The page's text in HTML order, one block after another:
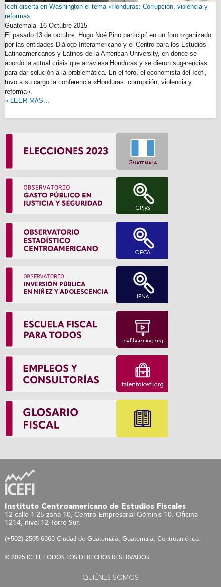
Icefi diserta en Washington el tema «Honduras: Corrupción, violencia y
reforma»
Guatemala, 16 Octubre 2015
El pasado 13 de octubre, Hugo Noé Pino participó en un foro organizado
por las entidades Diálogo Interamericano y el Centro para los Estudios
Latinoamericanos y Latinos de la American University, en donde se
abordó la actual crisis que atraviesa Honduras y se dieron sugerencias
para dar solución a la problemática. En el foro, el economista del Icefi,
tuvo a su cargo la conferencia «Honduras: corrupción, violencia y
reforma».
» LEER MÁS...
Instituto Centroamericano de Estudios Fiscales
12 calle 1-25 zona 10, Centro Empresarial Géminis 10. Oficina
1214, nivel 12 Torre Sur.
(+502) 2505-6363 Ciudad de Guatemala, Guatemala, Centroamérica
© 2025 ICEFI, TODOS LOS DERECHOS RESERVADOS
QUIÉNES SOMOS